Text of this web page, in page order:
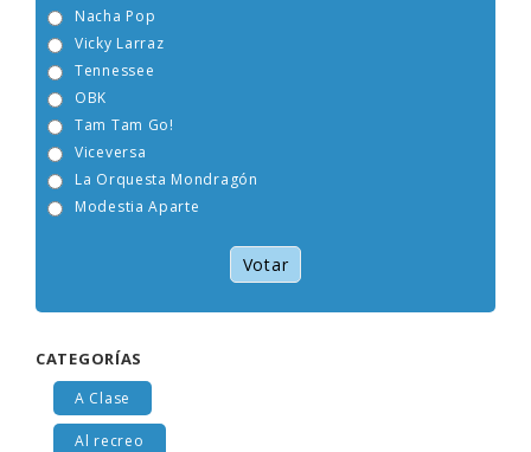
Nacha Pop
Vicky Larraz
Tennessee
OBK
Tam Tam Go!
Viceversa
La Orquesta Mondragón
Modestia Aparte
Votar
CATEGORÍAS
A Clase
Al recreo